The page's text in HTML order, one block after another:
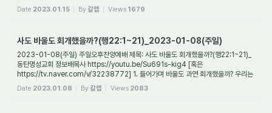
15일(주일) 정보배목사
Date 2023.01.15 By갈렙 Views 1679
사도 바울도 회개했을까?(행22:1~21)_2023-01-08(주일)
2023-01-08(주일) 주일오후찬양예배 제목: 사도 바울도 회개했을까?(행22:1~21)_
동탄명성교회 정보배목사 https://youtu.be/Su691s-kig4 [혹은
https://tv.naver.com/v/32238772] 1. 들어가며 바울도 과연 회개했을까? 우리는
성경에 바울에 관한 기록들을 갖...
Date 2023.01.08 By갈렙 Views 2083